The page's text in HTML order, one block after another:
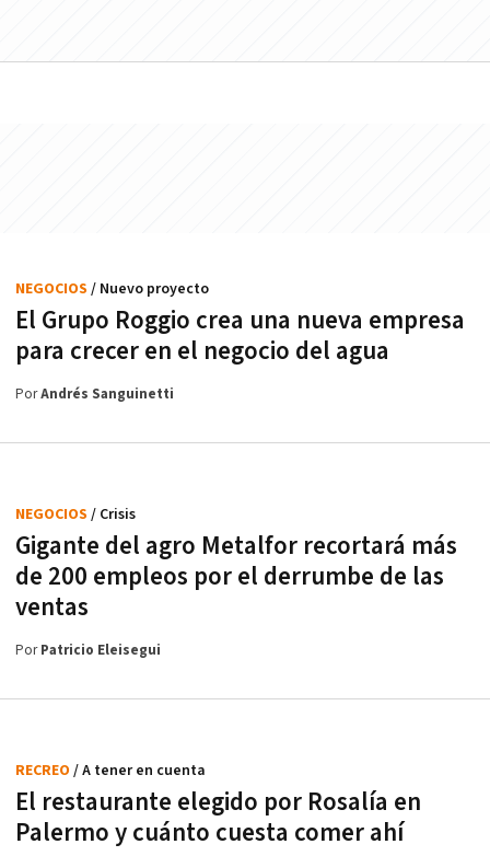
El Grupo Roggio crea una nueva empresa
para crecer en el negocio del agua
NEGOCIOS / Nuevo proyecto
PorAndrés Sanguinetti
Gigante del agro Metalfor recortará más
de 200 empleos por el derrumbe de las
ventas
NEGOCIOS / Crisis
PorPatricio Eleisegui
El restaurante elegido por Rosalía en
Palermo y cuánto cuesta comer ahí
RECREO / A tener en cuenta